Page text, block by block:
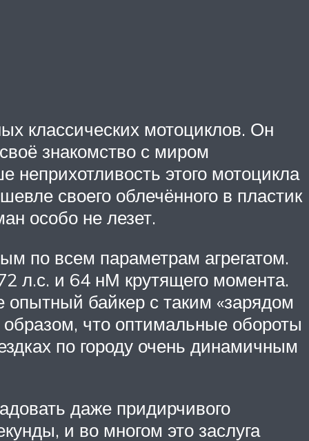
классических мотоциклов. Он
знакомство с миром
неприхотливость этого мотоцикла
своего облечённого в пластик
особо не лезет.
по всем параметрам агрегатом.
л.с. и 64 нМ крутящего момента.
опытный байкер с таким «зарядом
что оптимальные обороты
по городу очень динамичным
даже придирчивого
и во многом это заслуга